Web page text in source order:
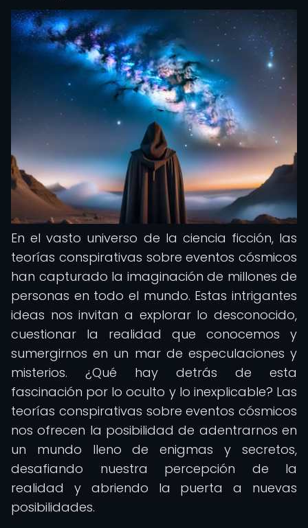
En el vasto universo de la ciencia ficción, las
teorías conspirativas sobre eventos cósmicos
han capturado la imaginación de millones de
personas en todo el mundo. Estas intrigantes
ideas nos invitan a explorar lo desconocido,
cuestionar la realidad que conocemos y
sumergirnos en un mar de especulaciones y
misterios. ¿Qué hay detrás de esta
fascinación por lo oculto y lo inexplicable? Las
teorías conspirativas sobre eventos cósmicos
nos ofrecen la posibilidad de adentrarnos en
un mundo lleno de enigmas y secretos,
desafiando nuestra percepción de la
realidad y abriendo la puerta a nuevas
posibilidades.